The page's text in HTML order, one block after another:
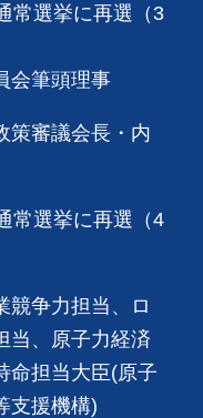
常選挙に再選（3
会筆頭理事
策審議会長・内
常選挙に再選（4
競争力担当、ロ
当、原子力経済
命担当大臣(原子
支援機構)